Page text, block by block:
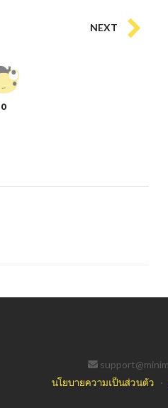
NEXT
0
นโยบายความเป็นส่วนตัว ·